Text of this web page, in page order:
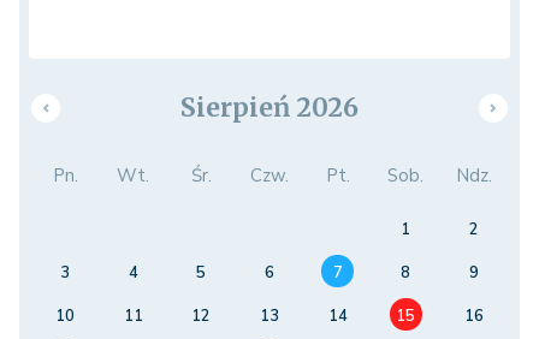
Sierpień 2026
Pn. Wt. Śr. Czw. Pt. Sob. Ndz.
1
2
3
4 5 6 7 8
9
10
11 12 13 14 15
16